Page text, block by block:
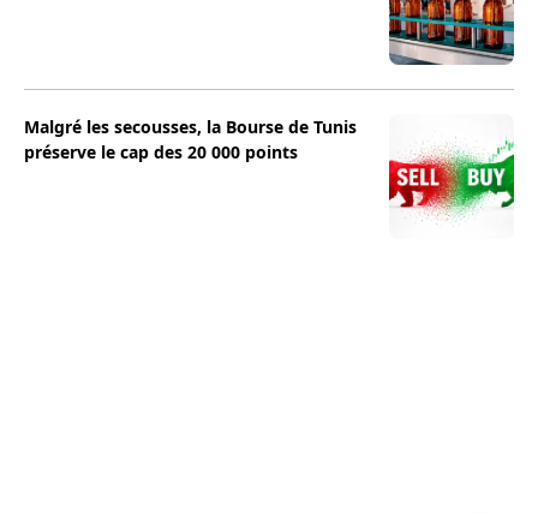
Malgré les secousses, la Bourse de Tunis
préserve le cap des 20 000 points